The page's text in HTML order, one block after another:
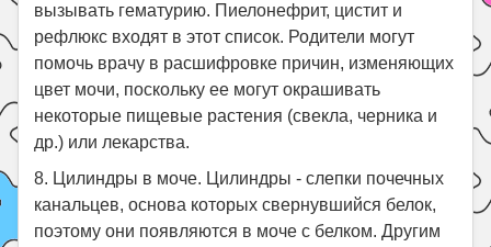
вызывать гематурию. Пиелонефрит, цистит и
рефлюкс входят в этот список. Родители могут
помочь врачу в расшифровке причин, изменяющих
цвет мочи, поскольку ее могут окрашивать
некоторые пищевые растения (свекла, черника и
др.) или лекарства.
8. Цилиндры в моче. Цилиндры - слепки почечных
канальцев, основа которых свернувшийся белок,
поэтому они появляются в моче с белком. Другим